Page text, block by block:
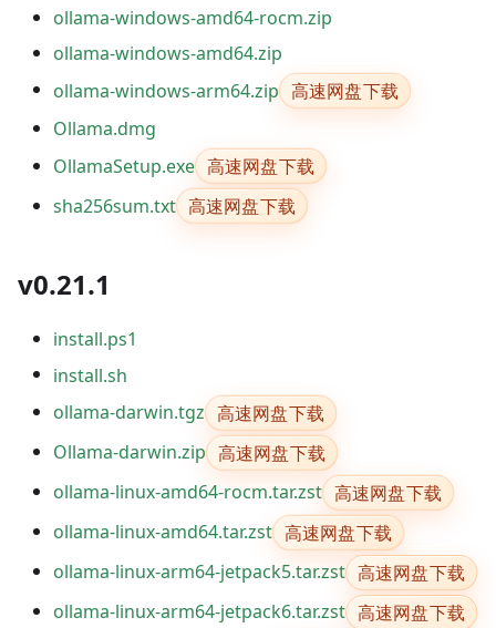
ollama-windows-amd64-rocm.zip
ollama-windows-amd64.zip
ollama-windows-arm64.zip 高速网盘下载
Ollama.dmg
OllamaSetup.exe 高速网盘下载
sha256sum.txt 高速网盘下载
v0.21.1
install.ps1
install.sh
ollama-darwin.tgz 高速网盘下载
Ollama-darwin.zip 高速网盘下载
ollama-linux-amd64-rocm.tar.zst 高速网盘下载
ollama-linux-amd64.tar.zst 高速网盘下载
ollama-linux-arm64-jetpack5.tar.zst 高速网盘下载
ollama-linux-arm64-jetpack6.tar.zst 高速网盘下载